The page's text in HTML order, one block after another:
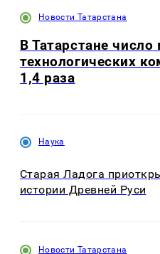
Новости Татарстана
В Татарстане
технологических
1,4 раза
Наука
Старая Ладога
истории Древней Руси
Новости Татарстана